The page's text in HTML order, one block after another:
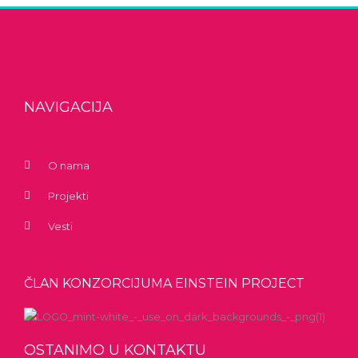
NAVIGACIJA
O nama
Projekti
Vesti
ČLAN KONZORCIJUMA EINSTEIN PROJECT
OSTANIMO U KONTAKTU